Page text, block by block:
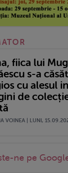
fiica lui
s-a
cu alesul
de
VOINEA | LUNI,
ne pe